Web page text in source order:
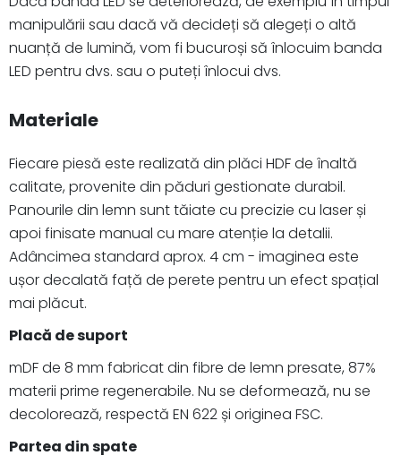
manipulării sau dacă vă decideți să alegeți o altă
nuanță de lumină, vom fi bucuroși să înlocuim banda
LED pentru dvs. sau o puteți înlocui dvs.
Materiale
Fiecare piesă este realizată din plăci HDF de înaltă
calitate, provenite din păduri gestionate durabil.
Panourile din lemn sunt tăiate cu precizie cu laser și
apoi finisate manual cu mare atenție la detalii.
Adâncimea standard aprox. 4 cm - imaginea este
ușor decalată față de perete pentru un efect spațial
mai plăcut.
Placă de suport
mDF de 8 mm fabricat din fibre de lemn presate, 87%
materii prime regenerabile. Nu se deformează, nu se
decolorează, respectă EN 622 și originea FSC.
Partea din spate